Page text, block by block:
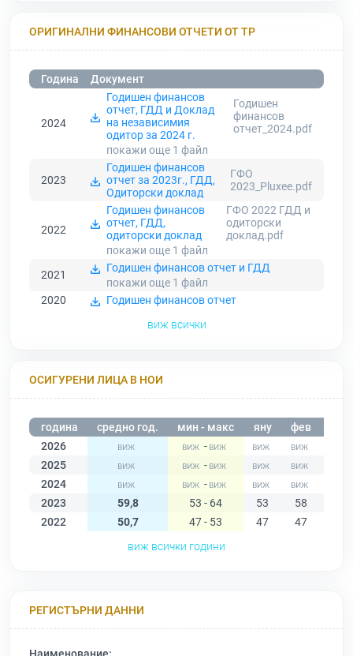
ОРИГИНАЛНИ ФИНАНСОВИ ОТЧЕТИ ОТ ТР
Година Документ
2024
Годишен финансов
отчет, ГДД и Доклад
на независимия
одитор за 2024 г.
Годишен
финансов
отчет_2024.pdf
покажи още 1 файл
2023
Годишен финансов
отчет за 2023г., ГДД,
Одиторски доклад
ГФО
2023_Pluxee.pdf
2022
Годишен финансов
отчет, ГДД,
одиторски доклад
ГФО 2022 ГДД и
одиторски
доклад.pdf
покажи още 1 файл
2021
Годишен финансов отчет и ГДД
покажи още 1 файл
2020
Годишен финансов отчет
виж всички
ОСИГУРЕНИ ЛИЦА В НОИ
година средно год. мин - макс яну фев
2026
-
2025
-
2024
-
2023
59,8 53 - 64 53 58
2022
50,7 47 - 53 47 47
виж всички години
РЕГИСТЪРНИ ДАННИ